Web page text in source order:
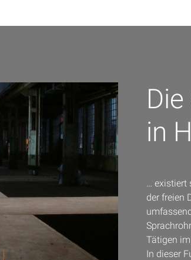
in
… existiert
der freien
Tätigen
In dieser